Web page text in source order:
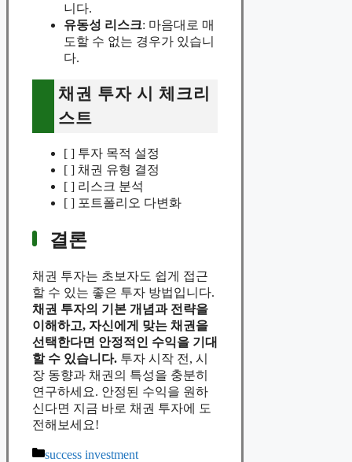
니다.
유동성 리스크: 마음대로 매
도할 수 없는 경우가 있습니
다.
채권 투자 시 체크리
스트
[ ] 투자 목적 설정
[ ] 채권 유형 결정
[ ] 리스크 분석
[ ] 포트폴리오 다변화
결론
채권 투자는 초보자도 쉽게 접근
할 수 있는 좋은 투자 방법입니다.
채권 투자의 기본 개념과 전략을
이해하고, 자신에게 맞는 채권을
선택한다면 안정적인 수익을 기대
할 수 있습니다. 투자 시작 전, 시
장 동향과 채권의 특성을 충분히
연구하세요. 안정된 수익을 원하
신다면 지금 바로 채권 투자에 도
전해보세요!
Categories
success investment